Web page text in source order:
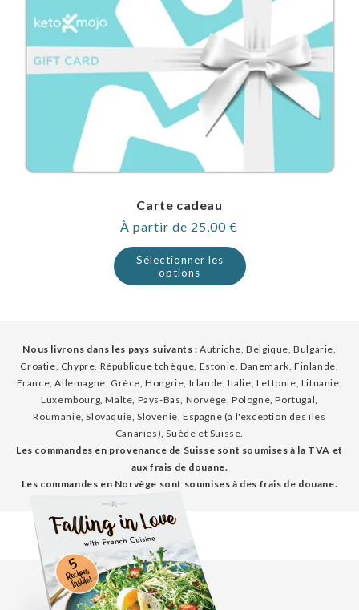
Carte cadeau
Prix
normal
À partir de 25,00 €
Sélectionner les
options
Nous livrons dans les pays suivants : Autriche, Belgique, Bulgarie,
Croatie, Chypre, République tchèque, Estonie, Danemark, Finlande,
France, Allemagne, Grèce, Hongrie, Irlande, Italie, Lettonie, Lituanie,
Luxembourg, Malte, Pays-Bas, Norvège, Pologne, Portugal,
Roumanie, Slovaquie, Slovénie, Espagne (à l'exception des îles
Canaries), Suède et Suisse.
Les commandes en provenance de Suisse sont soumises à la TVA et
aux frais de douane.
Les commandes en Norvège sont soumises à des frais de douane.